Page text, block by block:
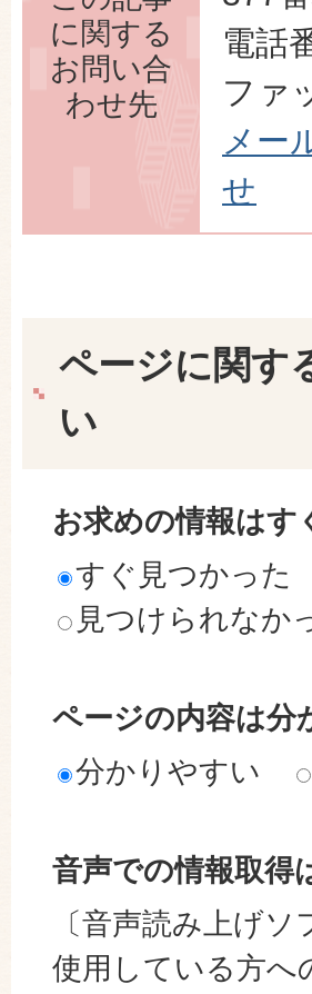
に関する
お問い合
わせ先
電話
ファ
メー
せ
ページに関す
い
お求めの情報はす
すぐ見つかった
見つけられなか
ページの内容は分
分かりやすい
音声での情報取得
〔音声読み上げ
使用している方へ